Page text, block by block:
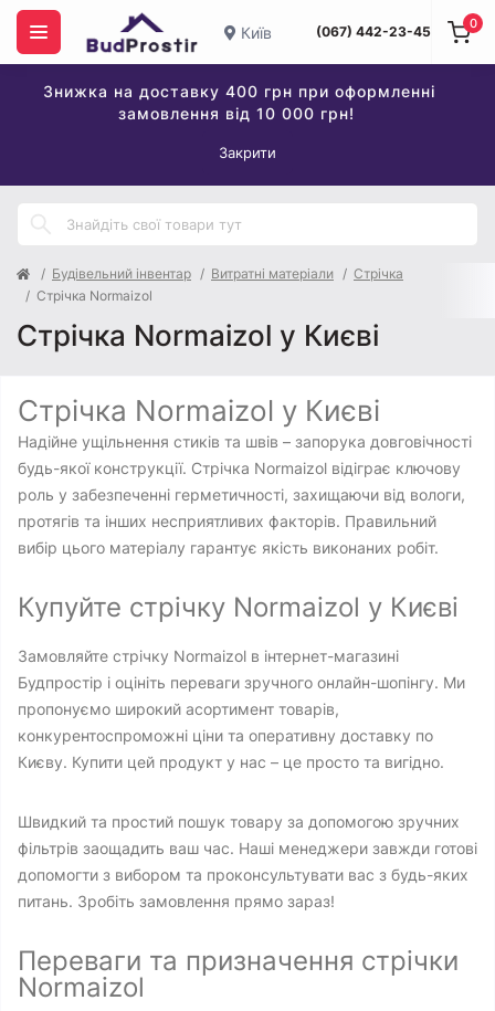
Київ (067) 442-23-45
Знижка на доставку 400 грн при оформленні
замовлення від 10 000 грн!
Закрити
0
Будівельний інвентар Витратні матеріали
Стрічка
Стрічка Normaizol
Стрічка Normaizol у Києві
Стрічка Normaizol у Києві
Надійне ущільнення стиків та швів – запорука довговічності
будь-якої конструкції. Стрічка Normaizol відіграє ключову
роль у забезпеченні герметичності, захищаючи від вологи,
протягів та інших несприятливих факторів. Правильний
вибір цього матеріалу гарантує якість виконаних робіт.
Купуйте стрічку Normaizol у Києві
Замовляйте стрічку Normaizol в інтернет-магазині
Будпростір і оцініть переваги зручного онлайн-шопінгу. Ми
пропонуємо широкий асортимент товарів,
конкурентоспроможні ціни та оперативну доставку по
Києву. Купити цей продукт у нас – це просто та вигідно.
Швидкий та простий пошук товару за допомогою зручних
фільтрів заощадить ваш час. Наші менеджери завжди готові
допомогти з вибором та проконсультувати вас з будь-яких
питань. Зробіть замовлення прямо зараз!
Переваги та призначення стрічки
Normaizol